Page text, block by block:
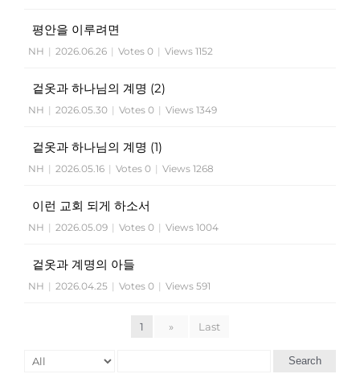
평안을 이루려면
NH | 2026.06.26 | Votes 0 | Views 1152
겉옷과 하나님의 계명 (2)
NH | 2026.05.30 | Votes 0 | Views 1349
겉옷과 하나님의 계명 (1)
NH | 2026.05.16 | Votes 0 | Views 1268
이런 교회 되게 하소서
NH | 2026.05.09 | Votes 0 | Views 1004
겉옷과 계명의 아들
NH | 2026.04.25 | Votes 0 | Views 591
1 » Last
Search